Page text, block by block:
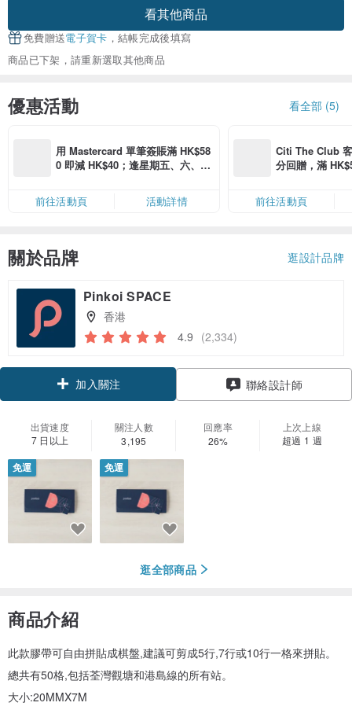
看其他商品
免費贈送電子賀卡 ，結帳完成後填寫
商品已下架，請重新選取其他商品
優惠活動 看全部 (5)
用 Mastercard 單筆簽賬滿 HK$58
0 即減 HK$40；逢星期五、六、日
限，額滿即止，僅限「常用信用
卡」結帳）
前往活動頁 活動詳情
Citi The Club
分回贈，滿
前往活動頁
關於品牌 逛設計品牌
Pinkoi SPACE
香港
4.9 (2,334)
加入關注 聯絡設計師
出貨速度
7 日以上
關注人數
3,195
回應率
26%
上次上線
超過 1 週
免運 免運
逛全部商品
商品介紹
此款膠帶可自由拼貼成棋盤,建議可剪成5行,7行或10行一格來拼貼。
總共有50格,包括荃灣觀塘和港島線的所有站。
大小:20MMX7M